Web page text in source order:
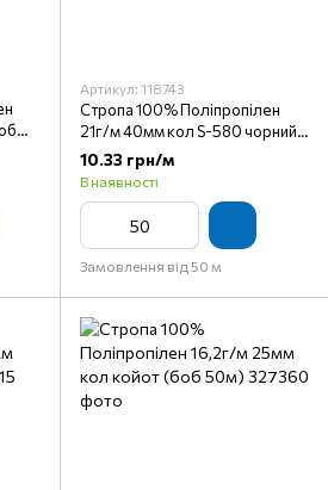
Артикул: 118743
Стропа 100% Поліпропілен
21г/м 40мм кол S-580 чорний
(уп 50м)
10.33 грн/м
В наявності
Замовлення від 50 м